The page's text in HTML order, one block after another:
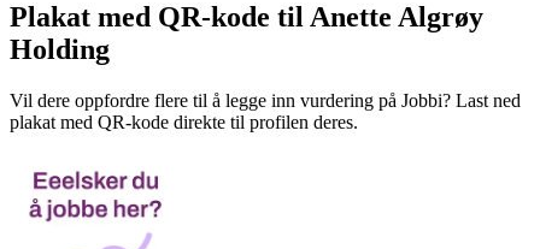
Plakat med QR-kode til Anette Algrøy
Holding
Vil dere oppfordre flere til å legge inn vurdering på Jobbi? Last ned
plakat med QR-kode direkte til profilen deres.